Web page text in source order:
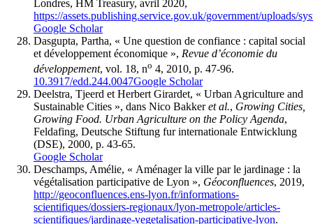
Londres, HM Treasury, avril 2020,
https://assets.publishing.service.gov.uk/government/uploads/
Google Scholar
Dasgupta, Partha, « Une question de confiance : capital social
et développement économique », Revue d’économie du
développement, vol. 18, no 4, 2010, p. 47-96.
10.3917/edd.244.0047Google Scholar
Deelstra, Tjeerd et Herbert Girardet, « Urban Agriculture and
Sustainable Cities », dans Nico Bakkeret al., Growing Cities,
Growing Food. Urban Agriculture on the Policy Agenda,
Feldafing, Deutsche Stiftung fur internationale Entwicklung
(DSE), 2000, p. 43-65.
Google Scholar
Deschamps, Amélie, « Aménager la ville par le jardinage : la
végétalisation participative de Lyon », Géoconfluences, 2019,
http://geoconfluences.ens-lyon.fr/informations-
scientifiques/dossiers-regionaux/lyon-metropole/articles-
scientifiques/jardinage-vegetalisation-participative-lyon.